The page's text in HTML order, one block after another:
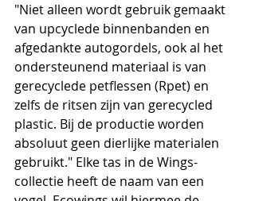
"Niet alleen wordt gebruik gemaakt
van upcyclede binnenbanden en
afgedankte autogordels, ook al het
ondersteunend materiaal is van
gerecyclede petflessen (Rpet) en
zelfs de ritsen zijn van gerecycled
plastic. Bij de productie worden
absoluut geen dierlijke materialen
gebruikt." Elke tas in de Wings-
collectie heeft de naam van een